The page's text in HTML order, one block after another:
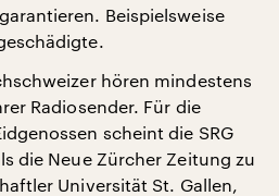
Beispielsweise
hören mindestens
Radiosender. Für die
scheint die SRG
die Neue Zürcher Zeitung zu
Universität St. Gallen,